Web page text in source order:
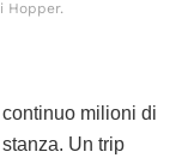
Hopper.
milioni di
Un trip